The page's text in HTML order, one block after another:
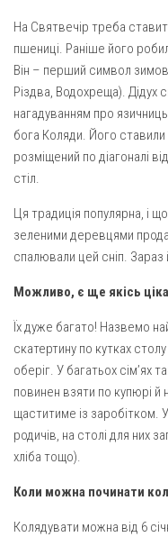
На Святвечір треба
пшениці. Раніше його
Він – перший символ
Різдва, Водохреща). Дідух
нагадуванням про
бога Коляди. Його ставили
розміщений по діагоналі
стіл.
Ця традиція популярна, і
зеленими деревцями
спалювали цей сніп.
Можливо, є ще якісь
Їх дуже багато! Назвемо
скатертину по кутках
оберіг. У багатьох сім’ях
повинен взяти по купюрі й
щаститиме із
родичів, на столі для них
хліба тощо).
Коли можна починати
Колядувати можна від 6